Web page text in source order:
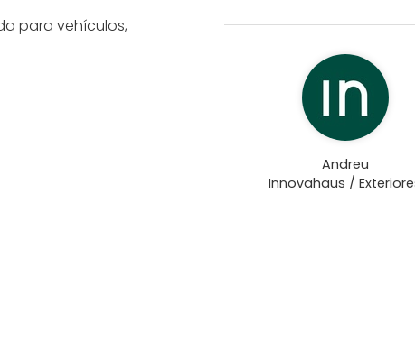
para vehículos,
para dar
agua de
Andreu
Innovahaus /